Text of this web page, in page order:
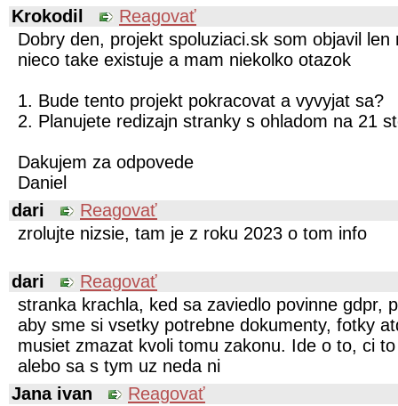
Krokodil
Reagovať
Dobry den, projekt spoluziaci.sk som objavil
nieco take existuje a mam niekolko otazok
1. Bude tento projekt pokracovat a vyvyjat sa?
2. Planujete redizajn stranky s ohladom na 21
Dakujem za odpovede
Daniel
dari
Reagovať
zrolujte nizsie, tam je z roku 2023 o tom info
dari
Reagovať
stranka krachla, ked sa zaviedlo povinne gdpr,
aby sme si vsetky potrebne dokumenty, fotky
musiet zmazat kvoli tomu zakonu. Ide o to, ci
alebo sa s tym uz neda ni
Jana ivan
Reagovať